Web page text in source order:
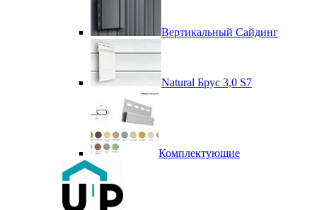
Вертикальный Сайдинг
Natural Брус 3,0 S7
Комплектующие